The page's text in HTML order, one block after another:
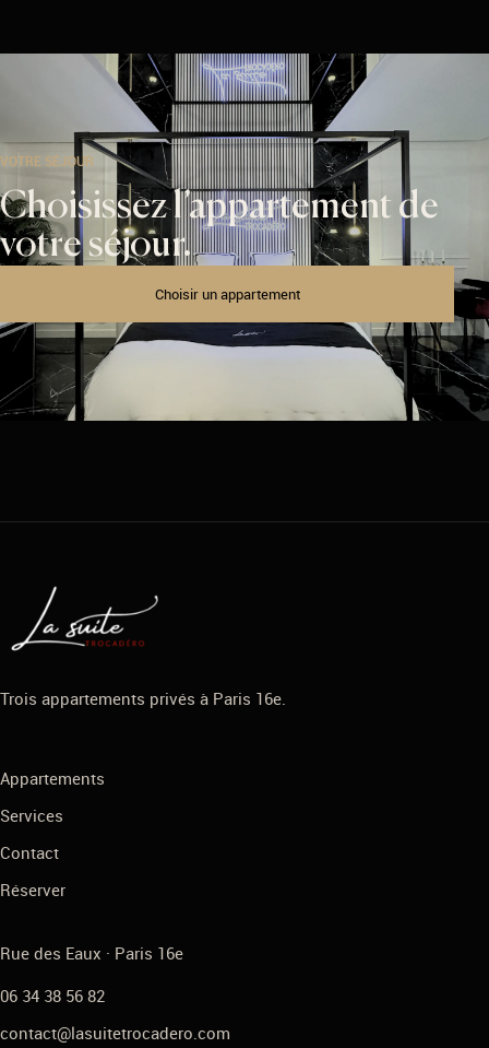
VOTRE SÉJOUR
Choisissez l’appartement de
votre séjour.
Choisir un appartement
Trois appartements privés à Paris 16e.
Appartements
Services
Contact
Réserver
Rue des Eaux · Paris 16e
06 34 38 56 82
contact@lasuitetrocadero.com